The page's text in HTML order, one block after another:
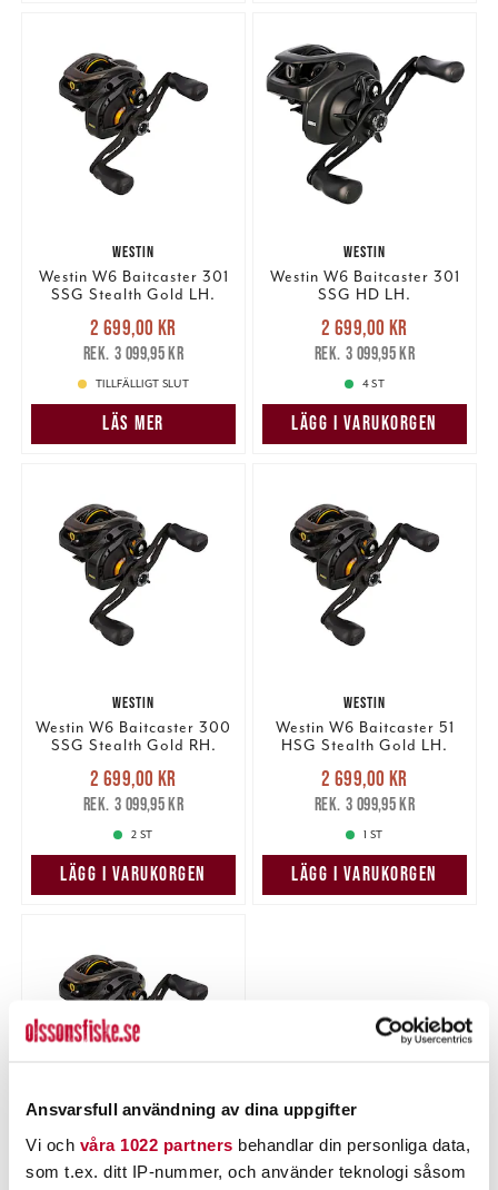
Ansvarsfull användning av dina uppgifter
Vi och våra 1022 partners behandlar din personliga data,
som t.ex. ditt IP-nummer, och använder teknologi såsom
WESTIN
Westin W6 Baitcaster 301
SSG Stealth Gold LH.
Nuvarande pris
2 699,00 krTidigare pris
3 099,95 kr
2 699,00 kr
3 099,95 kr
TILLFÄLLIGT SLUT
LÄS MER
WESTIN
Westin W6 Baitcaster 301
SSG HD LH.
Nuvarande pris
2 699,00 krTidigare pris
3 099,95 kr
2 699,00 kr
3 099,95 kr
4 ST
LÄGG I VARUKORGEN
WESTIN
Westin W6 Baitcaster 300
SSG Stealth Gold RH.
Nuvarande pris
2 699,00 krTidigare pris
3 099,95 kr
2 699,00 kr
3 099,95 kr
2 ST
LÄGG I VARUKORGEN
WESTIN
Westin W6 Baitcaster 51
HSG Stealth Gold LH.
Nuvarande pris
2 699,00 krTidigare pris
3 099,95 kr
2 699,00 kr
3 099,95 kr
1 ST
LÄGG I VARUKORGEN
WESTIN
Westin W6 Baitcaster 50